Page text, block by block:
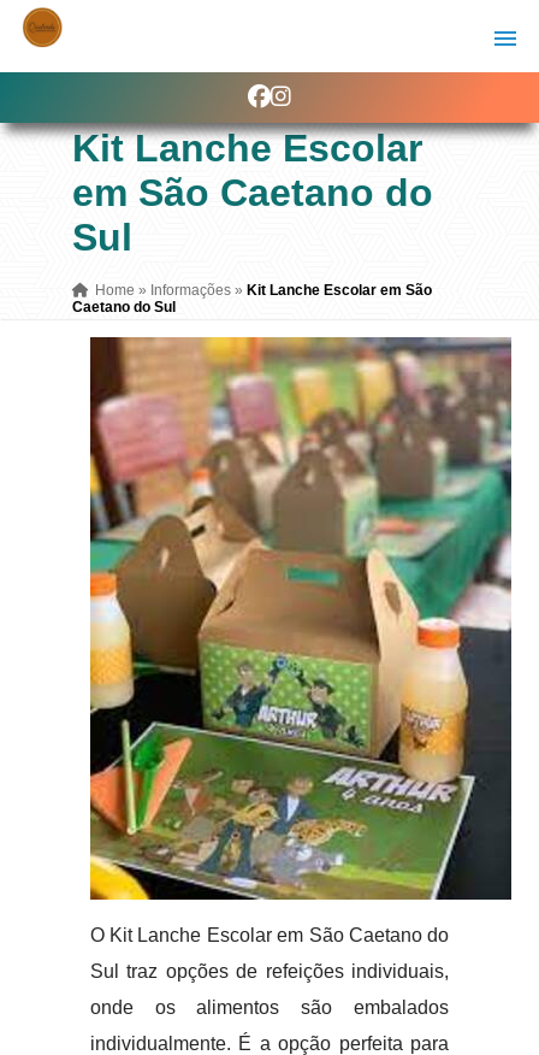
Kit Lanche Escolar
em São Caetano do
Sul
Home » Informações » Kit Lanche Escolar em São
Caetano do Sul
O Kit Lanche Escolar em São Caetano do
Sul traz opções de refeições individuais,
onde os alimentos são embalados
individualmente. É a opção perfeita para